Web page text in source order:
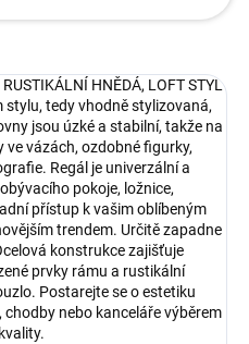
HNĚDÁ, LOFT STYL
stylu, tedy vhodně stylizovaná,
jsou úzké a stabilní, takže na
ve vázách, ozdobné figurky,
Regál je univerzální a
pokoje, ložnice,
přístup k vašim oblíbeným
trendem. Určitě zapadne
konstrukce zajišťuje
prvky rámu a rustikální
Postarejte se o estetiku
nebo kanceláře výběrem